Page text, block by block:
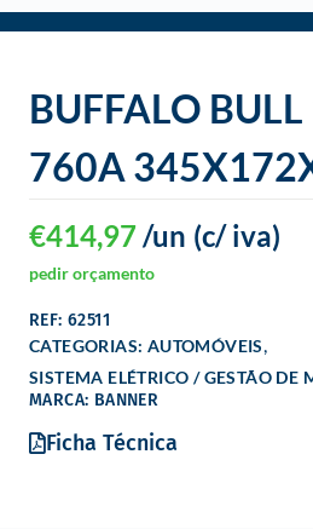
o
BUFFALO
760A
€414,97 (c/ iva)
/un
pedir orçamento
REF: 62511
CATEGORIAS: AUTOMÓVEIS,
SISTEMA ELÉTRICO / GESTÃO DE
MARCA: BANNER
Ficha Técnica